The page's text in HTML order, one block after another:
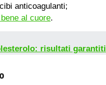
anticoagulanti;
al cuore.
risultati garantiti